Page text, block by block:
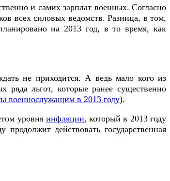
и самих зарплат военных. Согласно
всех силовых ведомств. Разница, в том,
на 2013 год, в то время, как
не приходится. А ведь мало кого из
льгот, которые ранее существенно
военнослужащим в 2013 году).
уровня инфляции, который в 2013 году
действовать государственная